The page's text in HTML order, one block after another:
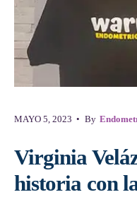
MAYO 5, 2023 • By
Virginia
historia con